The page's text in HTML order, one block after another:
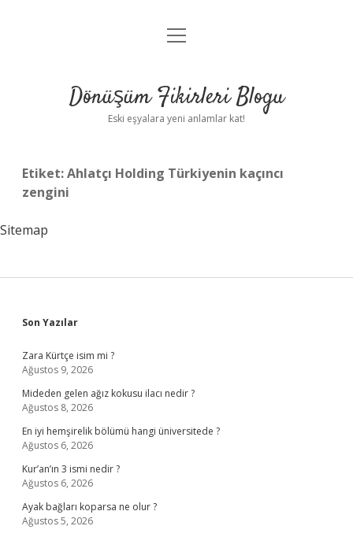
Anasayfa
Yasal Uyarı
menüyü
Dönüşüm Fikirleri Blogu
Eski eşyalara yeni anlamlar kat!
Etiket:Ahlatçı Holding Türkiyenin kaçıncı
zengini
Sitemap
Sidebar
Son Yazılar
Zara Kürtçe isim mi ?
Ağustos 9, 2026
Mideden gelen ağız kokusu ilacı nedir ?
Ağustos 8, 2026
En iyi hemşirelik bölümü hangi üniversitede ?
Ağustos 6, 2026
Kur’an’ın 3 ismi nedir ?
Ağustos 6, 2026
Ayak bağları koparsa ne olur ?
Ağustos 5, 2026